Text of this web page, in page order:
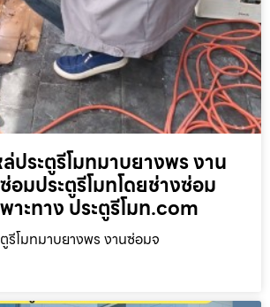
ประตูรีโมทมาบยางพร งาน
อมประตูรีโมทโดยช่างซ่อม
าะทาง ประตูรีโมท.com
รีโมทมาบยางพร งานซ่อมจ